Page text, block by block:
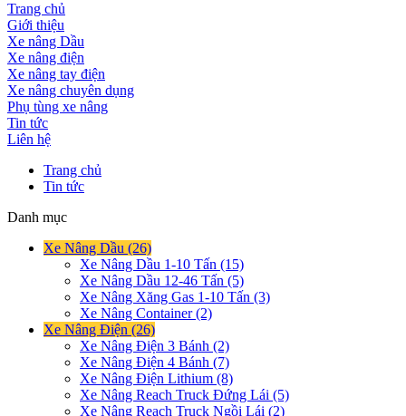
Trang chủ
Giới thiệu
Xe nâng Dầu
Xe nâng điện
Xe nâng tay điện
Xe nâng chuyên dụng
Phụ tùng xe nâng
Tin tức
Liên hệ
Trang chủ
Tin tức
Danh mục
Xe Nâng Dầu (26)
Xe Nâng Dầu 1-10 Tấn (15)
Xe Nâng Dầu 12-46 Tấn (5)
Xe Nâng Xăng Gas 1-10 Tấn (3)
Xe Nâng Container (2)
Xe Nâng Điện (26)
Xe Nâng Điện 3 Bánh (2)
Xe Nâng Điện 4 Bánh (7)
Xe Nâng Điện Lithium (8)
Xe Nâng Reach Truck Đứng Lái (5)
Xe Nâng Reach Truck Ngồi Lái (2)